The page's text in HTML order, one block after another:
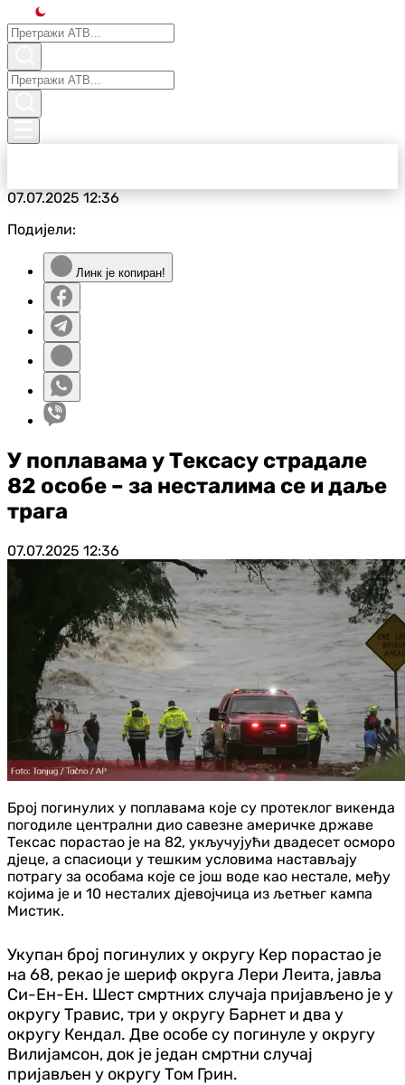
07.07.202512:36
Подијели:
Линк је копиран!
У поплавама у Тексасу страдале
82 особе – за несталима се и даље
трага
07.07.2025 12:36
Број погинулих у поплавама које су протеклог викенда
погодиле централни дио савезне америчке државе
Тексас порастао је на 82, укључујући двадесет осморо
дјеце, а спасиоци у тешким условима настављају
потрагу за особама које се још воде као нестале, међу
којима је и 10 несталих дјевојчица из љетњег кампа
Мистик.
Укупан број погинулих у округу Кер порастао је
на 68, рекао је шериф округа Лери Леита, јавља
Си-Ен-Ен. Шест смртних случаја пријављено је у
округу Травис, три у округу Барнет и два у
округу Кендал. Две особе су погинуле у округу
Вилијамсон, док је један смртни случај
пријављен у округу Том Грин.